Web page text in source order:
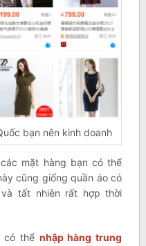
bạn nên kinh doanh
mặt hàng bạn có thể
cũng giống quần áo có
tất nhiên rất hợp thời
có thể nhập hàng trung